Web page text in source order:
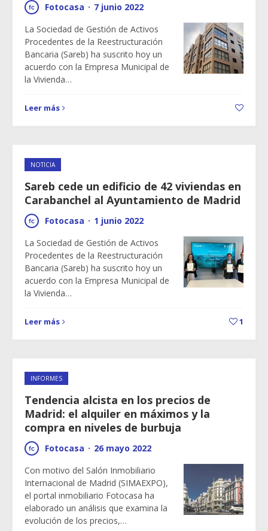
Fotocasa · 7 junio 2022
La Sociedad de Gestión de Activos
Procedentes de la Reestructuración
Bancaria (Sareb) ha suscrito hoy un
acuerdo con la Empresa Municipal de
la Vivienda…
Leer más
NOTICIA
Sareb cede un edificio de 42 viviendas en
Carabanchel al Ayuntamiento de Madrid
Fotocasa · 1 junio 2022
La Sociedad de Gestión de Activos
Procedentes de la Reestructuración
Bancaria (Sareb) ha suscrito hoy un
acuerdo con la Empresa Municipal de
la Vivienda…
Leer más 1
INFORMES
Tendencia alcista en los precios de
Madrid: el alquiler en máximos y la
compra en niveles de burbuja
Fotocasa · 26 mayo 2022
Con motivo del Salón Inmobiliario
Internacional de Madrid (SIMAEXPO),
el portal inmobiliario Fotocasa ha
elaborado un análisis que examina la
evolución de los precios,…